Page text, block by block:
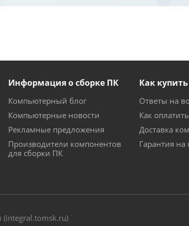
Информация о сборке ПК
Компьютерный блог
Компьютерные новости
Рекламные предложения
Производители компонентов
для сборки ПК
Как
Ответы на
Как
Доставка
Гарантия